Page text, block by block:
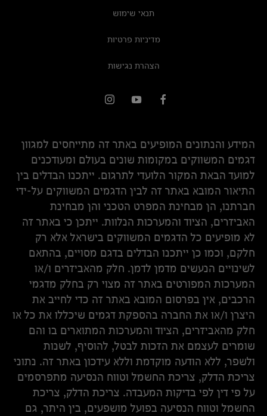
תנאי שימוש
מדיניות פרטיות
הצהרת נגישות
המידע והנתונים המופיעים באתר זה מתייחסים למגוון
דגמים המשווקים במקומות שונים בעולם ומעודכנים
למועד הבאת המקור הלועדי לתרגום. ייתכנו הבדלים בין
התיאור המובא באתר זה לבין הדגמים המשווקים על-ידי
חברתנו, הן מבחינת המפרט הטכני והן מבחינת
האביזרים, הציוד והמערכות הנלוות. ייתכן כי באתר זה
לא מופיעים כל הדגמים המשווקים בישראל אלא רק
חלקם, וכמו כן ייתכנו הבדלים בדגם מסויים, בהתאם
לשינויים הנעשים מדמן לדמן. חלק מהאביזרים ו/או
המערכות המפורטים באתר זה מצוי רק בחלק מדגמי
הרכבים, אין בפרסום המובא באתר זה כדי לחייב את
היצרן ו/או את החברה בהספקת דגמים שיכללו את כל או
חלק מהאביזרים, הציוד והמערכות המתוארים בו והם
שומרים לעצמם את הזכות לבטל, להוסיף, לשנות
ולשפר, ללא הודעה מוקדמת וללא עידכון באתר זה. נתוני
צריכת הדלק, צריכת החשמל וטווח הנסיעה מתפרסמים
על פי דין לפי בדיקות המעבדה. צריכת הדלק, צריכת
החשמל וטווח הנסיעה בפועל מושפעים, בין היתר, גם